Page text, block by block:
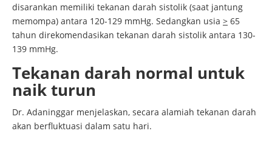
disarankan memiliki tekanan darah sistolik (saat jantung
memompa) antara 120-129 mmHg. Sedangkan usia > 65
tahun direkomendasikan tekanan darah sistolik antara 130-
139 mmHg.
Tekanan darah normal untuk
naik turun
Dr. Adaninggar menjelaskan, secara alamiah tekanan darah
akan berfluktuasi dalam satu hari.